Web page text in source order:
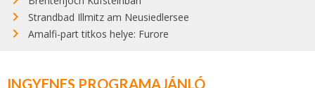
Strandbad Illmitz am Neusiedlersee
Amalfi-part titkos helye: Furore
INGYENES PROGRAMAJÁNLÓ